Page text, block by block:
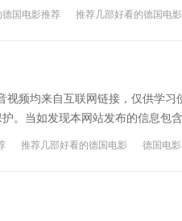
年全年的票房黑马。 【剧情简介
Mädchen gewünscht hatte
Mutter zuliebe, irgendwann die
sich als Frau.[/en][cn]每个晚上
区】 看德国电影，学地道德语，
德国电影推荐
推荐几部好看的德国电影
频均来自互联网链接，仅供学习
。当如发现本网站发布的信息包
相应处理。
推荐几部好看的德国电影
德国电